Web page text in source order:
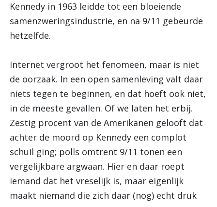
Kennedy in 1963 leidde tot een bloeiende
samenzweringsindustrie, en na 9/11 gebeurde
hetzelfde.
Internet vergroot het fenomeen, maar is niet
de oorzaak. In een open samenleving valt daar
niets tegen te beginnen, en dat hoeft ook niet,
in de meeste gevallen. Of we laten het erbij.
Zestig procent van de Amerikanen gelooft dat
achter de moord op Kennedy een complot
schuil ging; polls omtrent 9/11 tonen een
vergelijkbare argwaan. Hier en daar roept
iemand dat het vreselijk is, maar eigenlijk
maakt niemand die zich daar (nog) echt druk